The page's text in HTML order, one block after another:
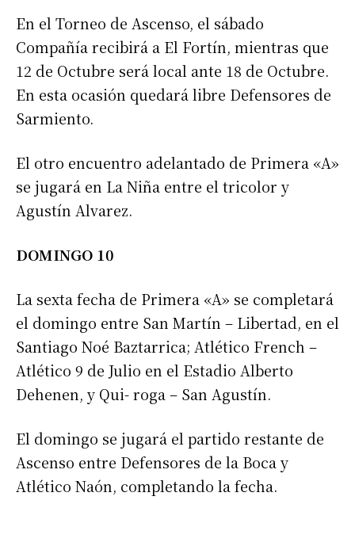
En el Torneo de Ascenso, el sábado
Compañía recibirá a El Fortín, mientras que
12 de Octubre será local ante 18 de Octubre.
En esta ocasión quedará libre Defensores de
Sarmiento.
El otro encuentro adelantado de Primera «A»
se jugará en La Niña entre el tricolor y
Agustín Alvarez.
DOMINGO 10
La sexta fecha de Primera «A» se completará
el domingo entre San Martín – Libertad, en el
Santiago Noé Baztarrica; Atlético French –
Atlético 9 de Julio en el Estadio Alberto
Dehenen, y Qui- roga – San Agustín.
El domingo se jugará el partido restante de
Ascenso entre Defensores de la Boca y
Atlético Naón, completando la fecha.